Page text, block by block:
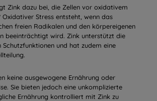
Zink dazu bei, die Zellen vor oxidativem
Oxidativer Stress entsteht, wenn das
freien Radikalen und den körpereigenen
beeinträchtigt wird. Zink unterstützt die
Schutzfunktionen und hat zudem eine
keine ausgewogene Ernährung oder
Sie bieten jedoch eine unkomplizierte
Ernährung kontrolliert mit Zink zu